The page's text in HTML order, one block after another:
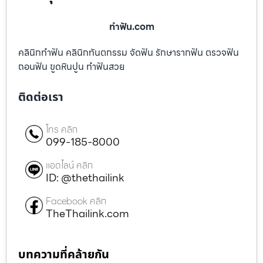
ทําฟัน.com
คลินิกทำฟัน คลินิกทันตกรรม จัดฟัน รักษารากฟัน ตรวจฟัน
ถอนฟัน ขูดหินปูน ทำฟันสวย
ติดต่อเรา
โทร คลิก
099-185-8000
แอดไลน์ คลิก
ID: @thethailink
Facebook คลิก
TheThailink.com
บทความที่คล้ายกัน